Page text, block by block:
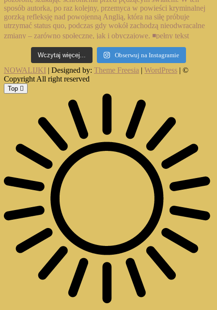
Wczytaj więcej... Obserwuj na Instagramie
NOWALIJKI | Designed by: Theme Freesia | WordPress | ©
Copyright All right reserved
Top